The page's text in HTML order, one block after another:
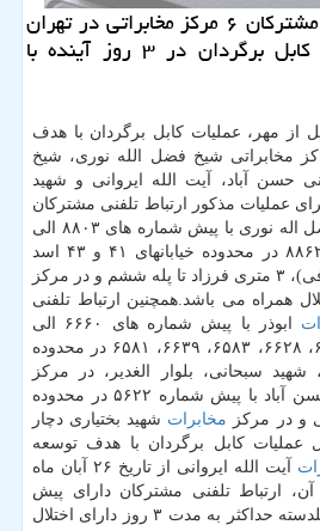
كمك وب: ارتباط تلفنی مشتركان ۶ مركز مخابراتی در تهران
به سبب انجام عملیات كابل برگردان در ۳ روز آینده با
از مهر، عملیات كابل برگردان با هدف
مخابراتی شیخ فضل الله نوری، شیخ
حسن آباد، آیت الله ایروانی و شهید
عملیات مذكور ارتباط تلفنی مشتركان
شیخ فضل اله نوری با پیش شماره های ۸۸۰۳ الی
۸۸۰۶، ۸۸۲۱، ۸۸۶۰ الی ۸۸۶۲ در محدوده خیابانهای ۴۱ و ۴۳ اسد
در مركز
همراه می باشد.همچنین ارتباط تلفنی
ابوذر با پیش شماره های ۶۶۶۰ الی
۶۶۶۹، ۶۶۱۰، ۶۶۱۵، ۶۶۱۹، ۶۶۲۸، ۶۵۸۳، ۶۶۳۹، ۶۵۸۱ در محدوده
شهید سبحانی، بلوار الغدیر، در مركز
شهید سلیمانی حسن آباد با پیش شماره ۵۶۲۲ در محدوده
و در مركز مخابرات شهید بختیاری دچار
عملیات كابل برگردان با هدف توسعه
آیت الله ایروانی از تاریخ ۲۶ آبان ماه
آن، ارتباط تلفنی مشتركان دارای پیش
شماره ۵۵۲۹ در محدوده گلدسته حداكثر به مدت ۳ روز دارای اختلال